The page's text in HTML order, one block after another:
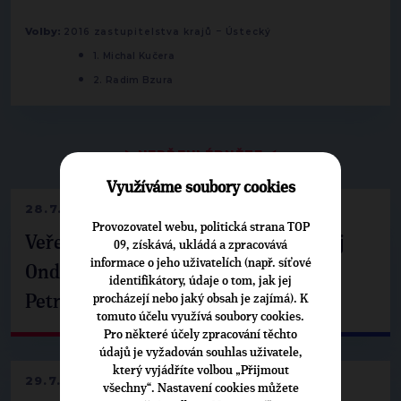
▶NEPŘEHLÉDNĚTE◀
28.7.2026
Veřejné finance, euro i školství. Matěj
Ondřej Havel jednal s prezidentem
Petrem Pavlem
29.7.2026
Volby: 2016 zastupitelstva krajů - Ústecký
1. Michal Kučera
2. Radim Bzura
Využíváme soubory cookies
Provozovatel webu, politická strana TOP
09, získává, ukládá a zpracovává
informace o jeho uživatelích (např. síťové
identifikátory, údaje o tom, jak jej
procházejí nebo jaký obsah je zajímá). K
tomuto účelu využívá soubory cookies.
Pro některé účely zpracování těchto
údajů je vyžadován souhlas uživatele,
který vyjádříte volbou „Přijmout
všechny“. Nastavení cookies můžete